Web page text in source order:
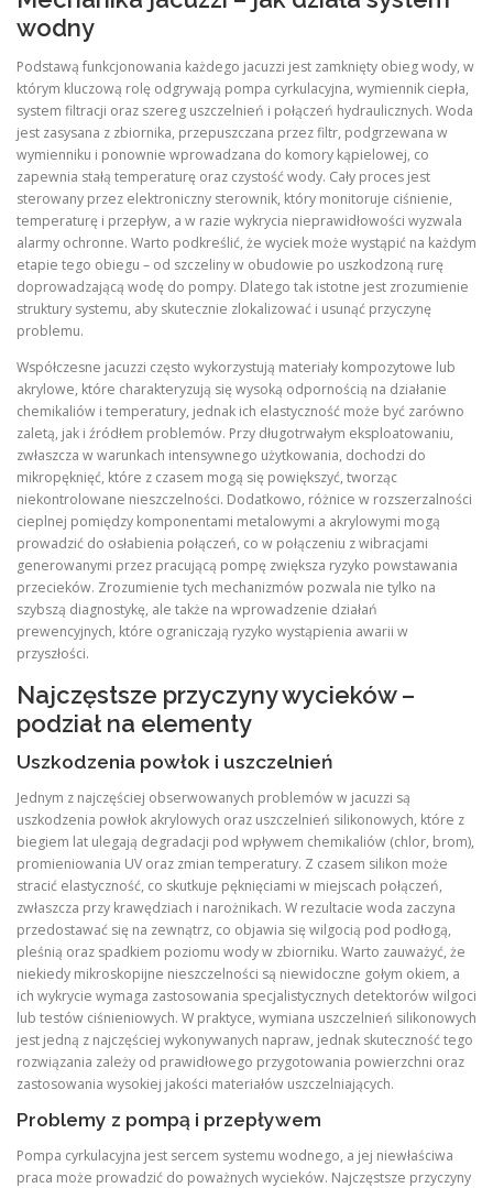
wodny
Podstawą funkcjonowania każdego jacuzzi jest zamknięty obieg wody, w
którym kluczową rolę odgrywają pompa cyrkulacyjna, wymiennik ciepła,
system filtracji oraz szereg uszczelnień i połączeń hydraulicznych. Woda
jest zasysana z zbiornika, przepuszczana przez filtr, podgrzewana w
wymienniku i ponownie wprowadzana do komory kąpielowej, co
zapewnia stałą temperaturę oraz czystość wody. Cały proces jest
sterowany przez elektroniczny sterownik, który monitoruje ciśnienie,
temperaturę i przepływ, a w razie wykrycia nieprawidłowości wyzwala
alarmy ochronne. Warto podkreślić, że wyciek może wystąpić na każdym
etapie tego obiegu – od szczeliny w obudowie po uszkodzoną rurę
doprowadzającą wodę do pompy. Dlatego tak istotne jest zrozumienie
struktury systemu, aby skutecznie zlokalizować i usunąć przyczynę
problemu.
Współczesne jacuzzi często wykorzystują materiały kompozytowe lub
akrylowe, które charakteryzują się wysoką odpornością na działanie
chemikaliów i temperatury, jednak ich elastyczność może być zarówno
zaletą, jak i źródłem problemów. Przy długotrwałym eksploatowaniu,
zwłaszcza w warunkach intensywnego użytkowania, dochodzi do
mikropęknięć, które z czasem mogą się powiększyć, tworząc
niekontrolowane nieszczelności. Dodatkowo, różnice w rozszerzalności
cieplnej pomiędzy komponentami metalowymi a akrylowymi mogą
prowadzić do osłabienia połączeń, co w połączeniu z wibracjami
generowanymi przez pracującą pompę zwiększa ryzyko powstawania
przecieków. Zrozumienie tych mechanizmów pozwala nie tylko na
szybszą diagnostykę, ale także na wprowadzenie działań
prewencyjnych, które ograniczają ryzyko wystąpienia awarii w
przyszłości.
Najczęstsze przyczyny wycieków –
podział na elementy
Uszkodzenia powłok i uszczelnień
Jednym z najczęściej obserwowanych problemów w jacuzzi są
uszkodzenia powłok akrylowych oraz uszczelnień silikonowych, które z
biegiem lat ulegają degradacji pod wpływem chemikaliów (chlor, brom),
promieniowania UV oraz zmian temperatury. Z czasem silikon może
stracić elastyczność, co skutkuje pęknięciami w miejscach połączeń,
zwłaszcza przy krawędziach i narożnikach. W rezultacie woda zaczyna
przedostawać się na zewnątrz, co objawia się wilgocią pod podłogą,
pleśnią oraz spadkiem poziomu wody w zbiorniku. Warto zauważyć, że
niekiedy mikroskopijne nieszczelności są niewidoczne gołym okiem, a
ich wykrycie wymaga zastosowania specjalistycznych detektorów wilgoci
lub testów ciśnieniowych. W praktyce, wymiana uszczelnień silikonowych
jest jedną z najczęściej wykonywanych napraw, jednak skuteczność tego
rozwiązania zależy od prawidłowego przygotowania powierzchni oraz
zastosowania wysokiej jakości materiałów uszczelniających.
Problemy z pompą i przepływem
Pompa cyrkulacyjna jest sercem systemu wodnego, a jej niewłaściwa
praca może prowadzić do poważnych wycieków. Najczęstsze przyczyny